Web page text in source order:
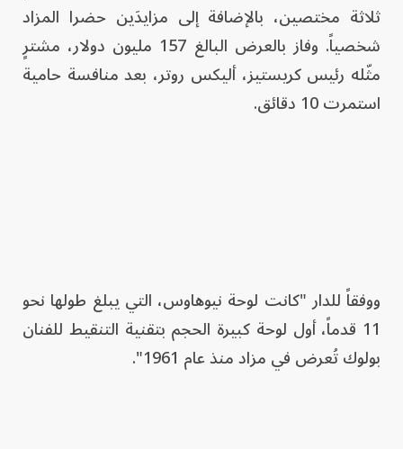
ثلاثة مختصين، بالإضافة إلى مزايدَين حضرا المزاد
شخصياً. وفاز بالعرض البالغ 157 مليون دولار، مشترٍ
مثّله رئيس كريستيز، أليكس روتر، بعد منافسة حامية
استمرت 10 دقائق.
ووفقاً للدار "كانت لوحة نيوهاوس، التي يبلغ طولها نحو
11 قدماً، أول لوحة كبيرة الحجم بتقنية التنقيط للفنان
بولوك تُعرض في مزاد منذ عام 1961".